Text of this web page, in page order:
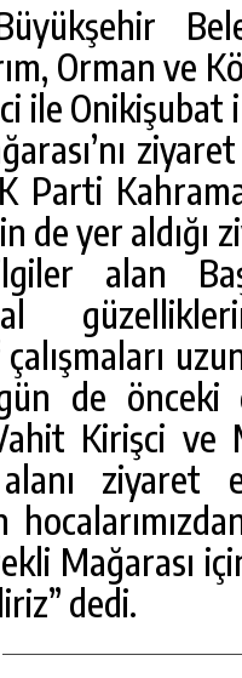
Orman ve
ile Onikişubat
Parti
de yer aldığı
alan
de önceki
Kirişci
ziyaret
Mağarası
dedi.
AKIŞI
KUR’AN KURSU
GEZISI.